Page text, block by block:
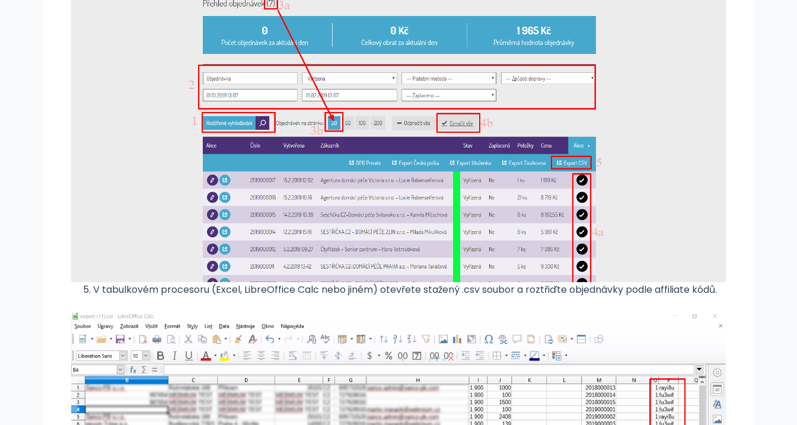
5. V tabulkovém procesoru (Excel, LibreOffice Calc nebo jiném) otevřete stažený .csv soubor a roztřiďte objednávky podle affiliate kódů.